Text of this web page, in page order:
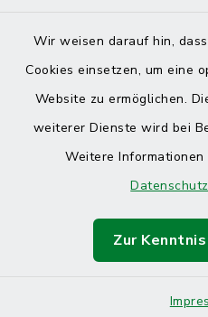
Wir weisen darauf hin,
Cookies einsetzen, um eine
Website zu ermöglichen.
weiterer Dienste wird bei
Weitere
Zur
Cookie-